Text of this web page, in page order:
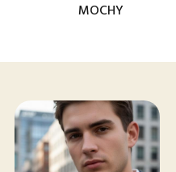
MOCHY